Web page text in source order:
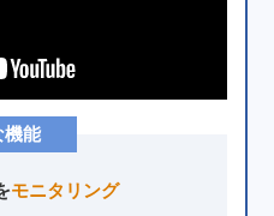
機能
モニタリング